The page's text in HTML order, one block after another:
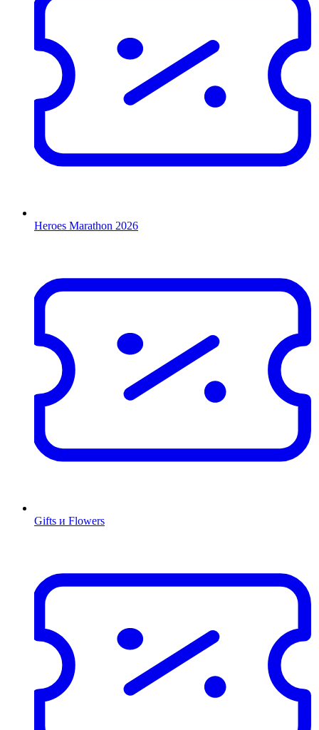
Heroes Marathon 2026
Gifts и Flowers